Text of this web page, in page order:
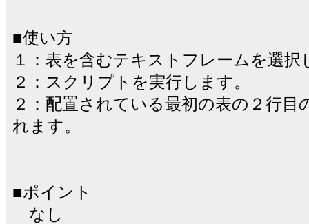
■使い方
１：表を含むテキストフレームを選択
２：スクリプトを実行します。
２：配置されている最初の表の２行目
れます。
■ポイント
なし